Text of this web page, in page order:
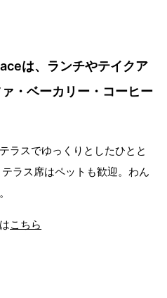
は、ランチやテイクア
・ベーカリー・コーヒー
ラスでゆっくりとしたひとと
ラス席はペットも歓迎。わん
こちら